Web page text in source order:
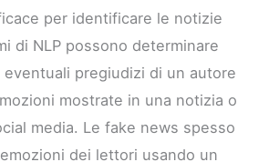
per identificare le notizie
di NLP possono determinare
eventuali pregiudizi di un autore
mostrate in una notizia o
media. Le fake news spesso
dei lettori usando un